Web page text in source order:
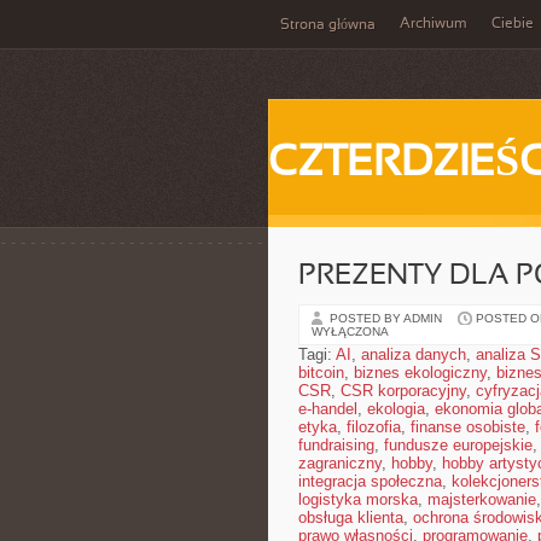
Strona główna Archiwum Ciebie
PREZENTY DLA
POSTED BY ADMIN POSTED
WYŁĄCZONA
Tagi: AI , analiza danych, analiza
bitcoin, biznes ekologiczny,
CSR, CSR korporacyjny,
e-handel , ekologia, ekonomia
etyka, filozofia, finanse osobiste,
fundraising, fundusze europejskie,
zagraniczny, hobby, hobby
integracja społeczna,
logistyka morska, majsterkowanie,
obsługa klienta, ochrona
prawo własności, programowanie,